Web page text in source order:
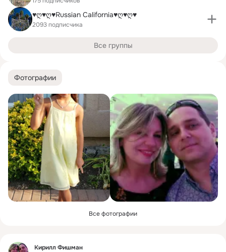
Фотографии
Все фотографии
Фид
Кирилл Фишман
♥ღ♥ღ♥Russian California♥ღ♥ღ♥
2093 подписчика
Все группы